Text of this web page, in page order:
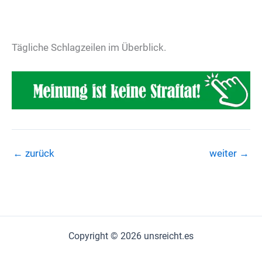
Tägliche Schlagzeilen im Überblick.
← zurück weiter →
Copyright © 2026 unsreicht.es